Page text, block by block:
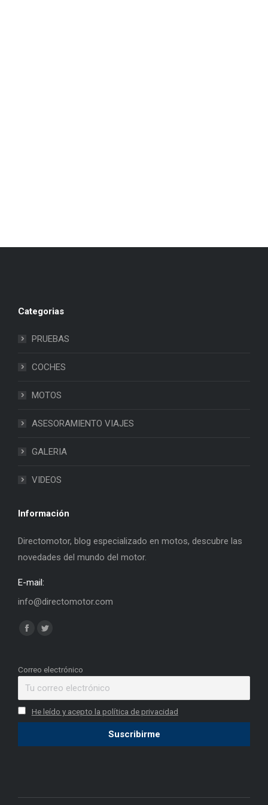
Categorias
PRUEBAS
COCHES
MOTOS
ASESORAMIENTO VIAJES
GALERIA
VIDEOS
Información
Directomotor, blog especializado en motos, descubre las
novedades del mundo del motor.
E-mail:
info@directomotor.com
Find us on:
Facebook
opens
window
Twitter
opens
window
Correo electrónico
He leído y acepto la política de privacidad